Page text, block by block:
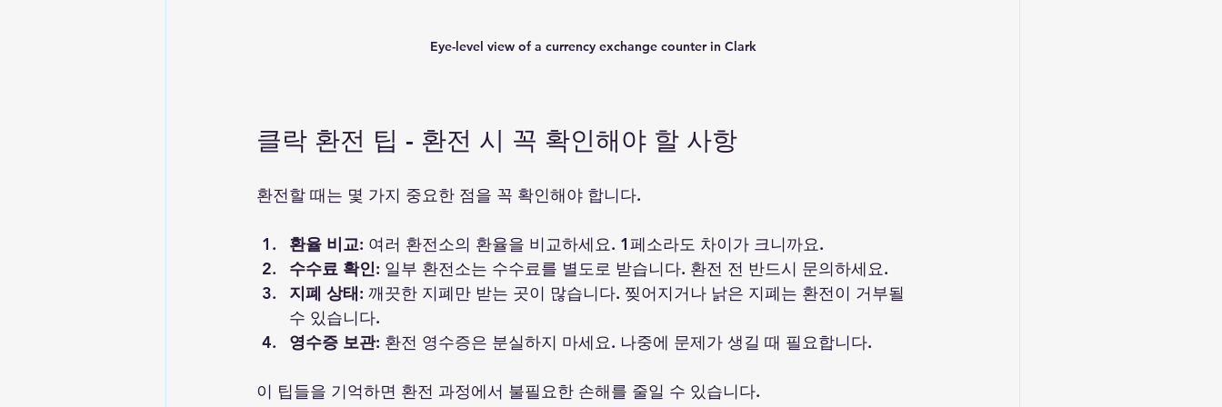
Eye-level view of a currency exchange counter in Clark
클락 환전 팁 - 환전 시 꼭 확인해야 할 사항
환전할 때는 몇 가지 중요한 점을 꼭 확인해야 합니다.
환율 비교: 여러 환전소의 환율을 비교하세요. 1페소라도 차이가 크니까요.
수수료 확인: 일부 환전소는 수수료를 별도로 받습니다. 환전 전 반드시 문의하세요.
지폐 상태: 깨끗한 지폐만 받는 곳이 많습니다. 찢어지거나 낡은 지폐는 환전이 거부될
수 있습니다.
영수증 보관: 환전 영수증은 분실하지 마세요. 나중에 문제가 생길 때 필요합니다.
이 팁들을 기억하면 환전 과정에서 불필요한 손해를 줄일 수 있습니다.